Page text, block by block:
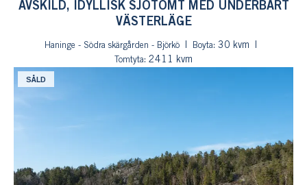
AVSKILD, IDYLLISK SJÖTOMT MED UNDERBART
VÄSTERLÄGE
Haninge - Södra skärgården - Björkö Boyta: 30 kvm
Tomtyta: 2411 kvm
SÅLD